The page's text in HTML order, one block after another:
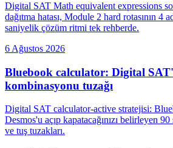
Digital SAT Math equivalent expressions
dağıtma hatası, Module 2 hard rotasının 4
saniyelik çözüm ritmi tek rehberde.
6 Ağustos 2026
Bluebook calculator: Digital
kombinasyonu tuzağı
Digital SAT calculator-active stratejisi:
Desmos'u açıp kapatacağınızı belirleyen
ve tuş tuzakları.